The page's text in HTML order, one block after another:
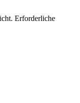
Erforderliche